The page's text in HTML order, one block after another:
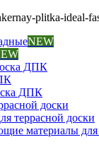
NEW
ДПК
ДПК
доски
террасной доски
материалы для